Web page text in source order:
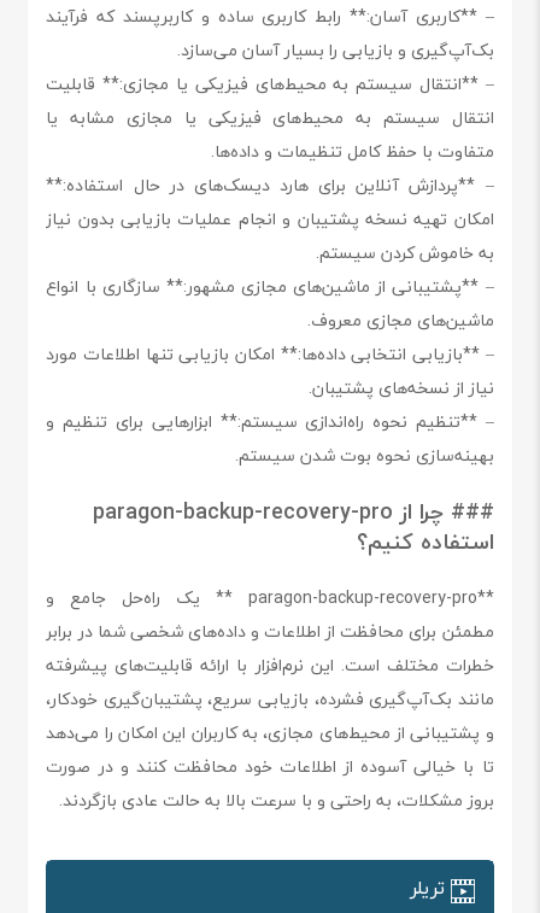
– **کاربری آسان:** رابط کاربری ساده و کاربرپسند که فرآیند
بک‌آپ‌گیری و بازیابی را بسیار آسان می‌سازد.
– **انتقال سیستم به محیط‌های فیزیکی یا مجازی:** قابلیت
انتقال سیستم به محیط‌های فیزیکی یا مجازی مشابه یا
متفاوت با حفظ کامل تنظیمات و داده‌ها.
– **پردازش آنلاین برای هارد دیسک‌های در حال استفاده:**
امکان تهیه نسخه پشتیبان و انجام عملیات بازیابی بدون نیاز
به خاموش کردن سیستم.
– **پشتیبانی از ماشین‌های مجازی مشهور:** سازگاری با انواع
ماشین‌های مجازی معروف.
– **بازیابی انتخابی داده‌ها:** امکان بازیابی تنها اطلاعات مورد
نیاز از نسخه‌های پشتیبان.
– **تنظیم نحوه راه‌اندازی سیستم:** ابزارهایی برای تنظیم و
بهینه‌سازی نحوه بوت شدن سیستم.
### چرا از paragon-backup-recovery-pro
استفاده کنیم؟
**paragon-backup-recovery-pro ** یک راه‌حل جامع و
مطمئن برای محافظت از اطلاعات و داده‌های شخصی شما در برابر
خطرات مختلف است. این نرم‌افزار با ارائه قابلیت‌های پیشرفته
مانند بک‌آپ‌گیری فشرده، بازیابی سریع، پشتیبان‌گیری خودکار،
و پشتیبانی از محیط‌های مجازی، به کاربران این امکان را می‌دهد
تا با خیالی آسوده از اطلاعات خود محافظت کنند و در صورت
بروز مشکلات، به راحتی و با سرعت بالا به حالت عادی بازگردند.
تریلر